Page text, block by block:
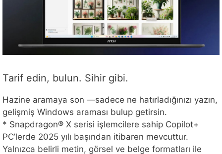
Tarif edin, bulun. Sihir gibi.
Hazine aramaya son —sadece ne hatırladığınızı yazın,
gelişmiş Windows araması bulup getirsin.
* Snapdragon® X serisi işlemcilere sahip Copilot+
PC’lerde 2025 yılı başından itibaren mevcuttur.
Yalnızca belirli metin, görsel ve belge formatları ile